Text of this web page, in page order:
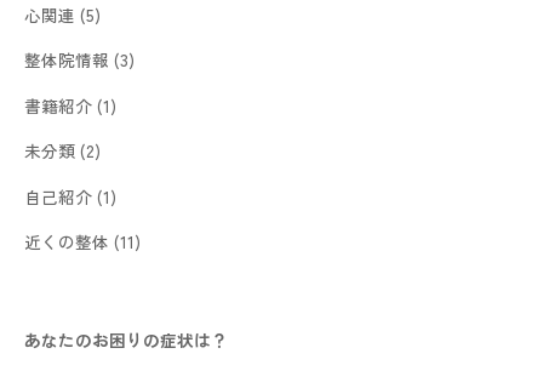
心関連 (5)
整体院情報 (3)
書籍紹介 (1)
未分類 (2)
自己紹介 (1)
近くの整体 (11)
あなたのお困りの症状は？